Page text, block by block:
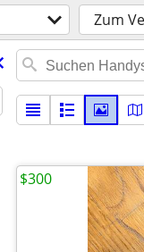
Zum
$300